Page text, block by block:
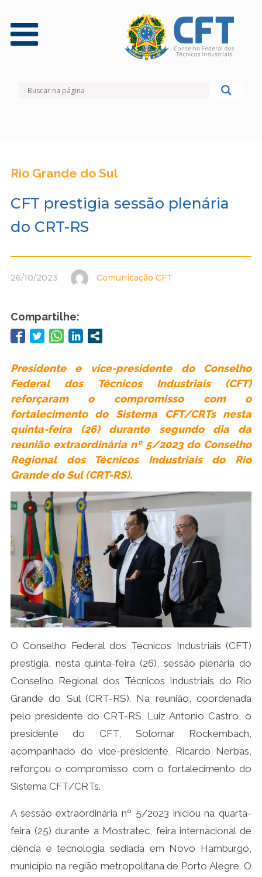
Rio Grande do Sul
CFT prestigia sessão plenária
do CRT-RS
26/10/2023 Comunicação CFT
Compartilhe:
Presidente e vice-presidente do Conselho
Federal dos Técnicos Industriais (CFT)
reforçaram o compromisso com o
fortalecimento do Sistema CFT/CRTs nesta
quinta-feira (26) durante segundo dia da
reunião extraordinária nº 5/2023 do Conselho
Regional dos Técnicos Industriais do Rio
Grande do Sul (CRT-RS).
O Conselho Federal dos Técnicos Industriais (CFT)
prestigia, nesta quinta-feira (26), sessão plenária do
Conselho Regional dos Técnicos Industriais do Rio
Grande do Sul (CRT-RS). Na reunião, coordenada
pelo presidente do CRT-RS, Luiz Antonio Castro, o
presidente do CFT, Solomar Rockembach,
acompanhado do vice-presidente, Ricardo Nerbas,
reforçou o compromisso com o fortalecimento do
Sistema CFT/CRTs.
A sessão extraordinária nº 5/2023 iniciou na quarta-
feira (25) durante a Mostratec, feira internacional de
ciência e tecnologia sediada em Novo Hamburgo,
município na região metropolitana de Porto Alegre. O